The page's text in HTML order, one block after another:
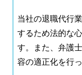
当社の退職代行
するため法的な
す。また、弁護
容の適正化を行